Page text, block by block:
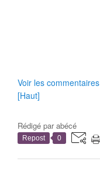
Voir les commentaires
[Haut]
Rédigé parabécé
Repost 0